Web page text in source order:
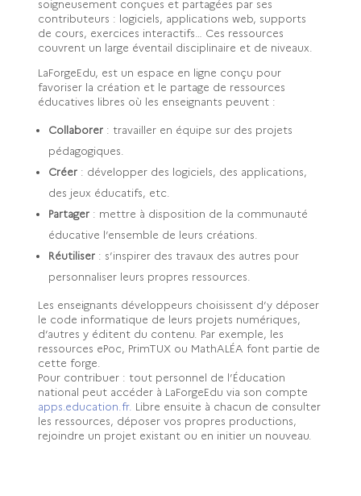
soigneusement conçues et partagées par ses
contributeurs : logiciels, applications web, supports
de cours, exercices interactifs… Ces ressources
couvrent un large éventail disciplinaire et de niveaux.
LaForgeEdu, est un espace en ligne conçu pour
favoriser la création et le partage de ressources
éducatives libres où les enseignants peuvent :
Collaborer : travailler en équipe sur des projets
pédagogiques.
Créer : développer des logiciels, des applications,
des jeux éducatifs, etc.
Partager : mettre à disposition de la communauté
éducative l’ensemble de leurs créations.
Réutiliser : s’inspirer des travaux des autres pour
personnaliser leurs propres ressources.
Les enseignants développeurs choisissent d’y déposer
le code informatique de leurs projets numériques,
d’autres y éditent du contenu. Par exemple, les
ressources ePoc, PrimTUX ou MathALÉA font partie de
cette forge.
Pour contribuer : tout personnel de l’Éducation
national peut accéder à LaForgeEdu via son compte
apps.education.fr. Libre ensuite à chacun de consulter
les ressources, déposer vos propres productions,
rejoindre un projet existant ou en initier un nouveau.